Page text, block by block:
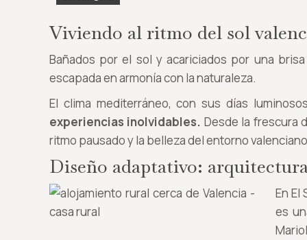
Viviendo al ritmo del sol
Bañados por el sol y acariciados por una
escapada en armonía con la naturaleza.
El clima mediterráneo, con sus días
experiencias inolvidables. Desde la frescura
ritmo pausado y la belleza del entorno
Diseño adaptativo:
En El
es